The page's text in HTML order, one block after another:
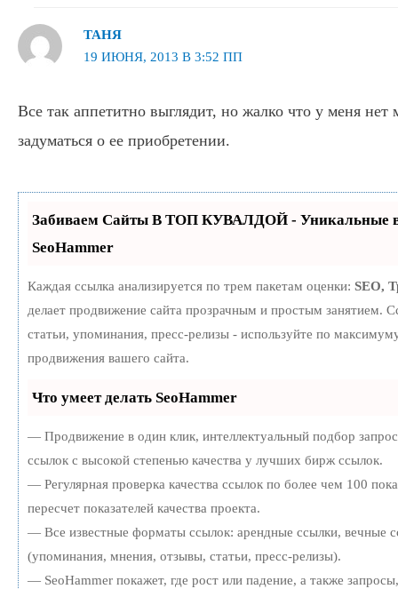
ТАНЯ
19 ИЮНЯ, 2013 В 3:52 ПП
Все так аппетитно выглядит, но жалко что у меня
задуматься о ее приобретении.
Забиваем Сайты В ТОП КУВАЛДОЙ - Уникальные
SeoHammer
Каждая ссылка анализируется по трем пакетам оценки: SEO,
делает продвижение сайта прозрачным и простым занятием.
статьи, упоминания, пресс-релизы - используйте по
продвижения вашего сайта.
Что умеет делать SeoHammer
— Продвижение в один клик, интеллектуальный подбор
ссылок с высокой степенью качества у лучших бирж ссылок.
— Регулярная проверка качества ссылок по более чем 100
пересчет показателей качества проекта.
— Все известные форматы ссылок: арендные ссылки, вечные
(упоминания, мнения, отзывы, статьи, пресс-релизы).
— SeoHammer покажет, где рост или падение, а также